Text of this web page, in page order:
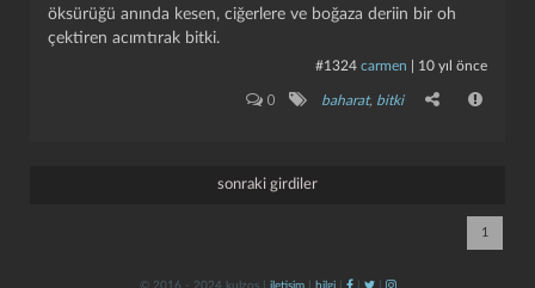
öksürüğü anında kesen, ciğerlere ve boğaza deriin bir oh
çektiren acımtırak bitki.
#1324 carmen 10 yıl önce
0 baharat, bitki
sonraki girdiler
1
© 2016 - 2024 kulzos | iletişim| bilgi| | |